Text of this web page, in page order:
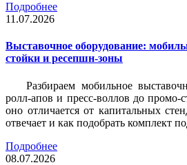
Подробнее
11.07.2026
Выставочное оборудование:
стойки и ресепшн-зоны
Разбираем мобильное
ролл-апов и пресс-воллов до промо-
оно отличается от капитальных
отвечает и как подобрать комплект
Подробнее
08.07.2026